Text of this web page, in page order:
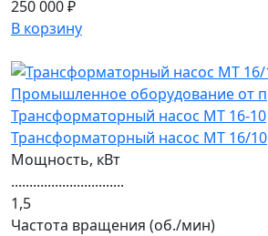
250 000 ₽
В корзину
Трансформаторный насос МТ 16/10
Мощность, кВт
...............................
1,5
Частота вращения (об./мин)